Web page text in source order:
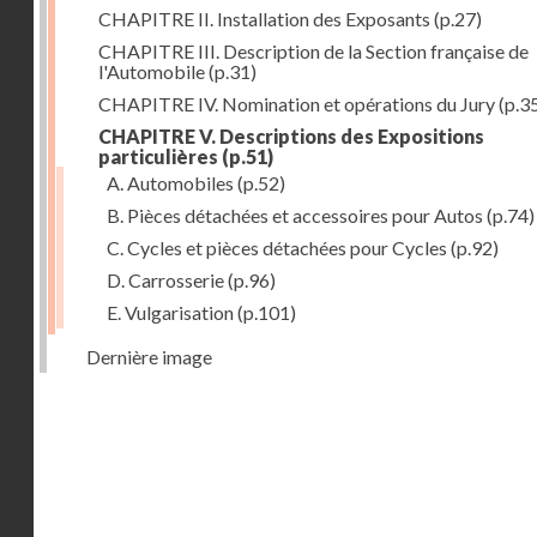
CHAPITRE II. Installation des Exposants (p.27)
CHAPITRE III. Description de la Section française de
l'Automobile(p.31)
CHAPITRE IV. Nomination et opérations du Jury
CHAPITRE V. Descriptions des Expositions
particulières (p.51)
A. Automobiles (p.52)
B. Pièces détachées et accessoires pour Autos (p.74)
C. Cycles et pièces détachées pour Cycles (p.92)
D. Carrosserie(p.96)
E. Vulgarisation(p.101)
Dernière image